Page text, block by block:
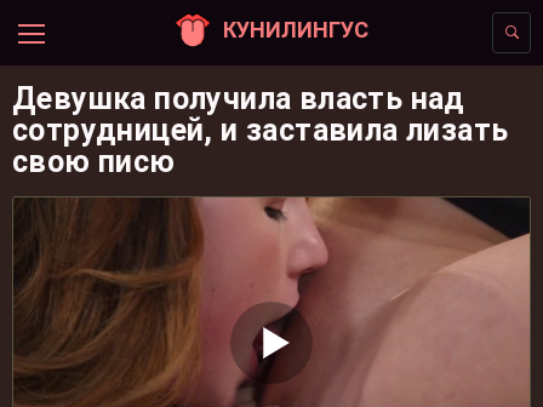
КУНИЛИНГУС
Девушка получила власть над
сотрудницей, и заставила лизать
свою писю